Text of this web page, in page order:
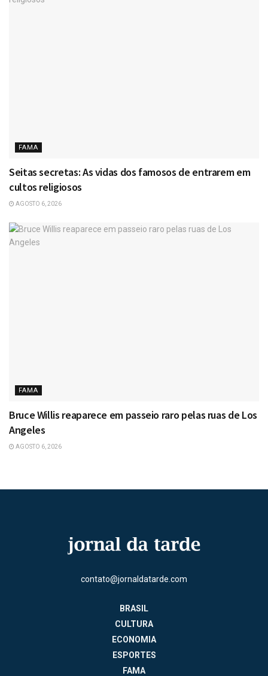
FAMA
Seitas secretas: As vidas dos famosos de entrarem em
cultos religiosos
AGOSTO 6, 2026
FAMA
Bruce Willis reaparece em passeio raro pelas ruas de Los
Angeles
AGOSTO 6, 2026
contato@jornaldatarde.com
BRASIL
CULTURA
ECONOMIA
ESPORTES
FAMA